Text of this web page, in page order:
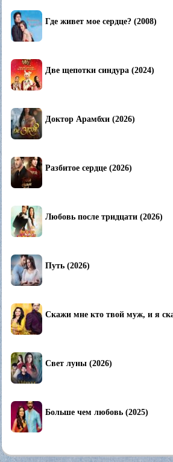
Где живет мое сердце? (2008)
Две щепотки синдура (2024)
Доктор Арамбхи (2026)
Разбитое сердце (2026)
Любовь после тридцати (2026)
Путь (2026)
Скажи мне кто твой муж, и я
Свет луны (2026)
Больше чем любовь (2025)